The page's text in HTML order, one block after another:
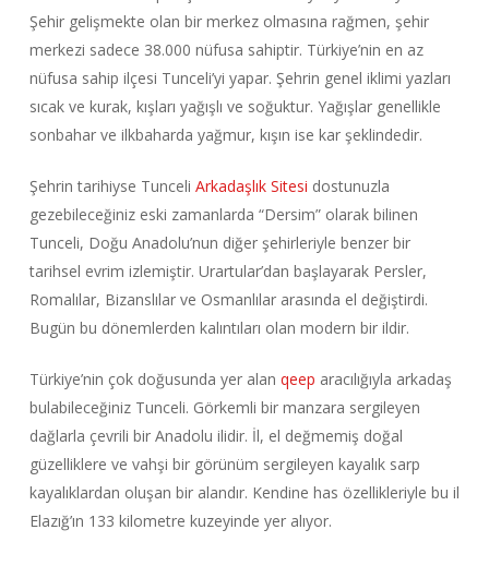
Şehir gelişmekte olan bir merkez olmasına rağmen, şehir
merkezi sadece 38.000 nüfusa sahiptir. Türkiye’nin en az
nüfusa sahip ilçesi Tunceli’yi yapar. Şehrin genel iklimi yazları
sıcak ve kurak, kışları yağışlı ve soğuktur. Yağışlar genellikle
sonbahar ve ilkbaharda yağmur, kışın ise kar şeklindedir.
Şehrin tarihiyse Tunceli Arkadaşlık Sitesi dostunuzla
gezebileceğiniz eski zamanlarda “Dersim” olarak bilinen
Tunceli, Doğu Anadolu’nun diğer şehirleriyle benzer bir
tarihsel evrim izlemiştir. Urartular’dan başlayarak Persler,
Romalılar, Bizanslılar ve Osmanlılar arasında el değiştirdi.
Bugün bu dönemlerden kalıntıları olan modern bir ildir.
Türkiye’nin çok doğusunda yer alan qeep aracılığıyla arkadaş
bulabileceğiniz Tunceli. Görkemli bir manzara sergileyen
dağlarla çevrili bir Anadolu ilidir. İl, el değmemiş doğal
güzelliklere ve vahşi bir görünüm sergileyen kayalık sarp
kayalıklardan oluşan bir alandır. Kendine has özellikleriyle bu il
Elazığ’ın 133 kilometre kuzeyinde yer alıyor.